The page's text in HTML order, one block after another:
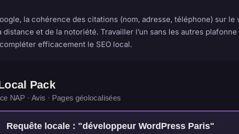
la cohérence des citations (nom, adresse, téléphone) sur
et de la notoriété. Travailler l’un sans les autres
efficacement le SEO local.